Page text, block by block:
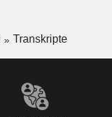
Transkripte